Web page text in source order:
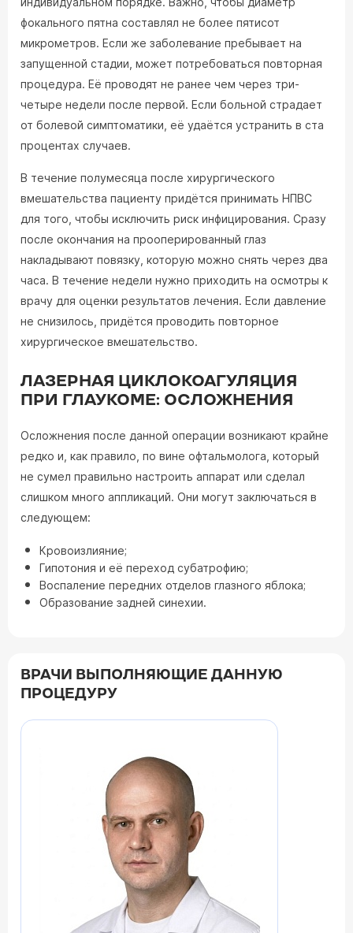
фокального пятна составлял не более пятисот
микрометров. Если же заболевание пребывает на
запущенной стадии, может потребоваться повторная
процедура. Её проводят не ранее чем через три-
четыре недели после первой. Если больной страдает
от болевой симптоматики, её удаётся устранить в ста
процентах случаев.
В течение полумесяца после хирургического
вмешательства пациенту придётся принимать НПВС
для того, чтобы исключить риск инфицирования. Сразу
после окончания на прооперированный глаз
накладывают повязку, которую можно снять через два
часа. В течение недели нужно приходить на осмотры к
врачу для оценки результатов лечения. Если давление
не снизилось, придётся проводить повторное
хирургическое вмешательство.
ЛАЗЕРНАЯ ЦИКЛОКОАГУЛЯЦИЯ
ПРИ ГЛАУКОМЕ: ОСЛОЖНЕНИЯ
Осложнения после данной операции возникают крайне
редко и, как правило, по вине офтальмолога, который
не сумел правильно настроить аппарат или сделал
слишком много аппликаций. Они могут заключаться в
следующем:
Кровоизлияние;
Гипотония и её переход субатрофию;
Воспаление передних отделов глазного яблока;
Образование задней синехии.
ВРАЧИ ВЫПОЛНЯЮЩИЕ ДАННУЮ
ПРОЦЕДУРУ